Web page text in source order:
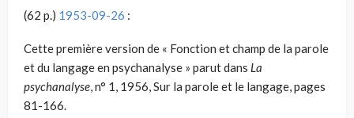
(62 p.) 1953-09-26 :
Cette première version de « Fonction et champ de la parole
et du langage en psychanalyse » parut dans La
psychanalyse, n° 1, 1956, Sur la parole et le langage, pages
81-166.